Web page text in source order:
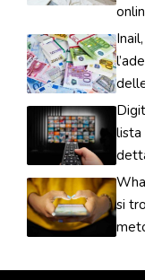
lista
si